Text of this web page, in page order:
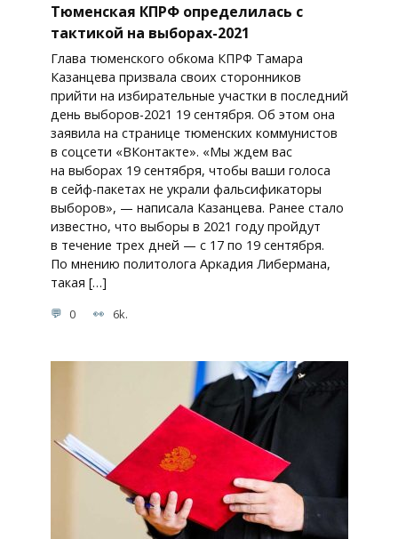
Тюменская КПРФ определилась с
тактикой на выборах-2021
Глава тюменского обкома КПРФ Тамара
Казанцева призвала своих сторонников
прийти на избирательные участки в последний
день выборов-2021 19 сентября. Об этом она
заявила на странице тюменских коммунистов
в соцсети «ВКонтакте». «Мы ждем вас
на выборах 19 сентября, чтобы ваши голоса
в сейф-пакетах не украли фальсификаторы
выборов», — написала Казанцева. Ранее стало
известно, что выборы в 2021 году пройдут
в течение трех дней — с 17 по 19 сентября.
По мнению политолога Аркадия Либермана,
такая […]
0 6k.